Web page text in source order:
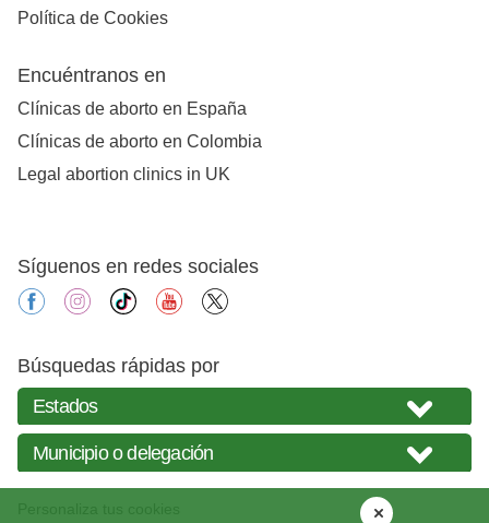
Política de Cookies
Encuéntranos en
Clínicas de aborto en España
Clínicas de aborto en Colombia
Legal abortion clinics in UK
Síguenos en redes sociales
facebookinstagram
tiktok youtube
Búsquedas rápidas por